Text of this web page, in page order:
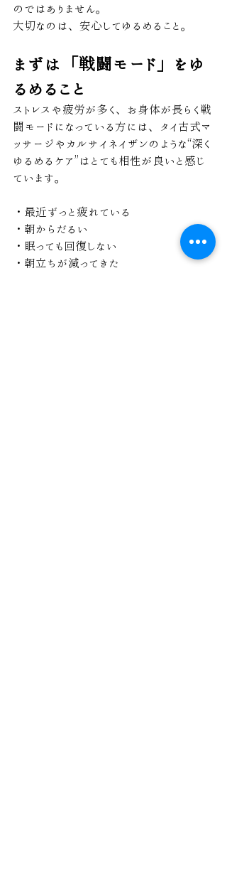
のではありません。
大切なのは、安心してゆるめること。
まずは「戦闘モード」をゆ
るめること
ストレスや疲労が多く、お身体が長らく戦
闘モードになっている方には、タイ古式マ
ッサージやカルサイネイザンのような“深く
ゆるめるケア”はとても相性が良いと感じ
ています。
・最近ずっと疲れている
・朝からだるい
・眠っても回復しない
・朝立ちが減ってきた